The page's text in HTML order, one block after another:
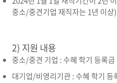
중소/중견기업 재직자는 1년 이상)
2) 지원 내용
중소/중견 기업 : 수혜 학기 등록금
대기업/비영리기관 : 수혜 학기 등